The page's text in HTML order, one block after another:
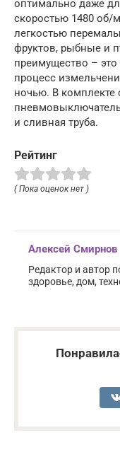
оптимально даже
скоростью 1480 об/
легкостью
фруктов, рыбные и
преимущество – это
процесс
ночью. В комплекте
и сливная труба.
Рейтинг
( Пока оценок нет )
Алексей Смирнов
Редактор и автор
здоровье, дом,